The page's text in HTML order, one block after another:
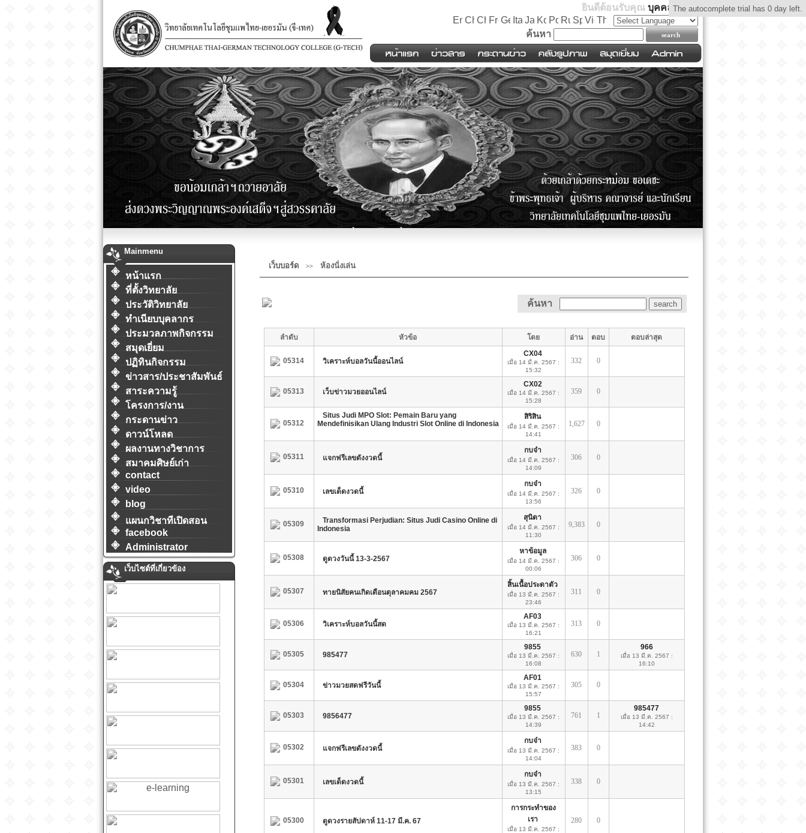
ยินดีต้อนรับคุณ บุคคลทั่วไป
ค้นหา
Mainmenu
หน้าแรก
ที่ตั้งวิทยาลัย
ประวัติวิทยาลัย
ทำเนียบบุคลากร
ประมวลภาพกิจกรรม
สมุดเยี่ยม
ปฏิทินกิจกรรม
ข่าวสาร/ประชาสัมพันธ์
สาระความรู้
โครงการ/งาน
กระดานข่าว
ดาวน์โหลด
ผลงานทางวิชาการ
สมาคมศิษย์เก่า
contact
video
blog
แผนกวิชาทีเปิดสอน
facebook
Administrator
เว็บไซต์ที่เกี่ยวข้อง
เว็บบอร์ด >> ห้องนั่งเล่น
ค้นหา
ลำดับ หัวข้อ โดย อ่าน ตอบ ตอบล่าสุด
05314 วิเคราะห์บอลวันนี้ออนไลน์
CX04
เมื่อ 14 มี.ค. 2567 :
15:32
332 0
05313 เว็บข่าวมวยออนไลน์
CX02
เมื่อ 14 มี.ค. 2567 :
15:28
359 0
05312
Situs Judi MPO Slot: Pemain Baru yang
Mendefinisikan Ulang Industri Slot Online di Indonesia
สิริสิน
เมื่อ 14 มี.ค. 2567 :
14:41
1,627 0
05311 แจกฟรีเลขดังงวดนี้
กบจ๋า
เมื่อ 14 มี.ค. 2567 :
14:09
306 0
05310 เลขเด็ดงวดนี้
กบจ๋า
เมื่อ 14 มี.ค. 2567 :
13:56
326 0
05309
Transformasi Perjudian: Situs Judi Casino Online di
Indonesia
สุนิตา
เมื่อ 14 มี.ค. 2567 :
11:30
9,383 0
05308 ดูดวงวันนี้ 13-3-2567
หาข้อมูล
เมื่อ 14 มี.ค. 2567 :
00:06
306 0
05307 ทายนิสัยคนเกิดเดือนตุลาคมคม 2567
สิ้นเนื้อประดาตัว
เมื่อ 13 มี.ค. 2567 :
23:46
311 0
05306 วิเคราะห์บอลวันนี้สด
AF03
เมื่อ 13 มี.ค. 2567 :
16:21
313 0
05305 985477
9855
เมื่อ 13 มี.ค. 2567 :
16:08
630 1
966
เมื่อ 13 มี.ค. 2567 :
16:10
05304 ข่าวมวยสดฟรีวันนี้
AF01
เมื่อ 13 มี.ค. 2567 :
15:57
305 0
05303 9856477
9855
เมื่อ 13 มี.ค. 2567 :
14:39
761 1
985477
เมื่อ 13 มี.ค. 2567 :
14:42
05302 แจกฟรีเลขดังงวดนี้
กบจ๋า
เมื่อ 13 มี.ค. 2567 :
14:04
383 0
05301 เลขเด็ดงวดนี้
กบจ๋า
เมื่อ 13 มี.ค. 2567 :
13:15
338 0
05300 ดูดวงรายสัปดาห์ 11-17 มี.ค. 67
การกระทำของ
เรา
เมื่อ 13 มี.ค. 2567 :
280 0
The autocomplete trial has 0 day left.